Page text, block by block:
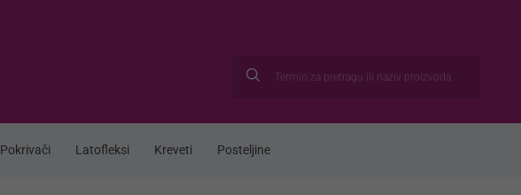
Pokrivači Latofleksi Kreveti Posteljine